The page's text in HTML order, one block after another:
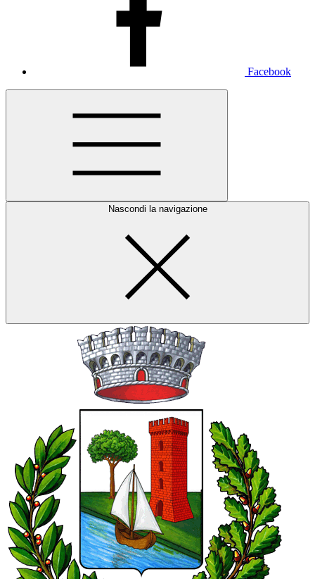
Facebook
Nascondi la navigazione